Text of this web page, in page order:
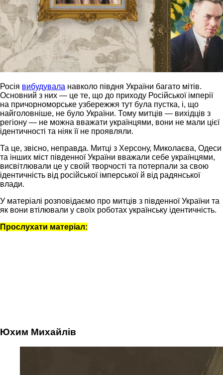
Росія вибудувала навколо півдня України багато мітів.
Основний з них — це те, що до приходу Російської імперії
на причорноморське узбережжя тут була пустка, і, що
найголовніше, не було України. Тому митців — вихідців з
регіону — не можна вважати українцями, вони не мали цієї
ідентичності та ніяк її не проявляли.
Та це, звісно, неправда. Митці з Херсону, Миколаєва, Одеси
та інших міст південної України вважали себе українцями,
висвітлювали це у своїй творчості та потерпали за свою
ідентичність від російської імперської й від радянської
влади.
У матеріалі розповідаємо про митців з південної України та
як вони втілювали у своїх роботах українську ідентичність.
Прослухати матеріал:
Юхим Михайлів